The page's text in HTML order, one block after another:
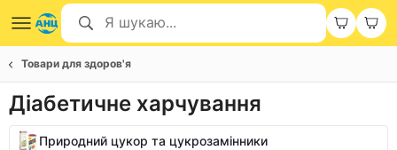
Товари для здоров'я
Діабетичне харчування
Природний цукор та цукрозамінники